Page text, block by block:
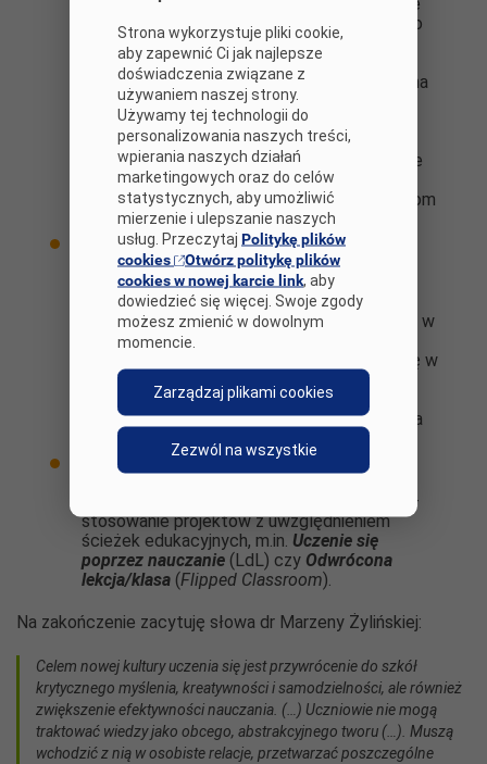
„miniprojekty” (np. obejmujące jedną lub dwie
jednostki lekcyjne), w klasach IV–VI mogą to
być projekty rozłożone na kilka jednostek
lekcyjnych, w klasach VII–VIII i wśród
młodzieży szkół ponadpodstawowych można
podjąć się „większych” przedsięwzięć, np.
zorganizować projekt semestralny – ważne,
aby uczniowie wybrali działania, które będą
zgodne z ich zainteresowaniami i pasjami. Nie
narzucajmy i nie sterujmy decyzjami. Projekt
będzie większą frajdą, jeśli pozwolimy uczniom
na swobodę przekazu.
Dzięki niemu możemy kształtować postawy
otwartości, ciekawości i tolerancji wobec
innych kultur – sprzyja temu promowanie
nauczania interkulturowego, organizacja
wydarzeń wewnątrz- i pozaszkolnych, udział w
imprezach (np. o zasięgu powiatowym) i
konkursach językowych czy angażowanie się w
europejskie programy współpracy typu
eTwinningoraz promowanie znaczenia
języków obcych w różnych dziedzinach życia
społecznego.
Dzięki projektowi otwieramy się na inne
technik służących uczeniu się (i nauczaniu) –
stosowanie projektów z uwzględnieniem
ścieżek edukacyjnych, m.in. Uczenie się
poprzez nauczanie (LdL) czy Odwrócona
lekcja/klasa (Flipped Classroom).
Na zakończenie zacytuję słowa dr Marzeny Żylińskiej:
Celem nowej kultury uczenia się jest przywrócenie do szkół
krytycznego myślenia, kreatywności i samodzielności, ale również
zwiększenie efektywności nauczania. (…) Uczniowie nie mogą
traktować wiedzy jako obcego, abstrakcyjnego tworu (…). Muszą
wchodzić z nią w osobiste relacje, przetwarzać poszczególne
Strona wykorzystuje pliki cookie,
aby zapewnić Ci jak najlepsze
doświadczenia związane z
używaniem naszej strony.
Używamy tej technologii do
personalizowania naszych treści,
wpierania naszych działań
marketingowych oraz do celów
statystycznych, aby umożliwić
mierzenie i ulepszanie naszych
usług. Przeczytaj Politykę plików
cookies
Otwórz politykę plików
cookies w nowej karcie link, aby
dowiedzieć się więcej. Swoje zgody
możesz zmienić w dowolnym
momencie.
Zarządzaj plikami cookies
Zezwól na wszystkie